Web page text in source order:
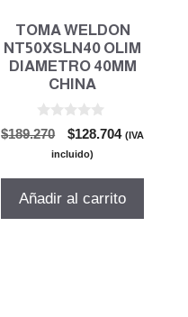
TOMA WELDON
NT50XSLN40 OLIM
DIAMETRO 40MM
CHINA
0
d
$189.270
El
precio
era:
$128.704El(IVA
incluido)
Añadir al carrito